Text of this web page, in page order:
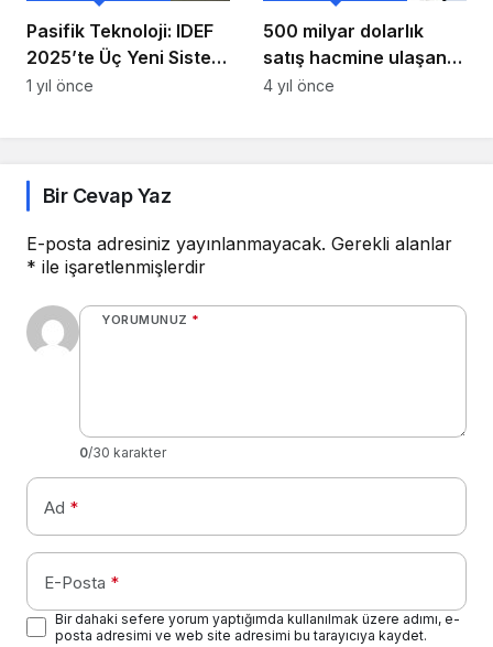
Pasifik Teknoloji: IDEF
2025’te Üç Yeni Sistem
Tanıttı
1 yıl önce
500 milyar dolarlık
satış hacmine ulaşan
Çin modelini Türkiye’ye
4 yıl önce
Bir Cevap Yaz
E-posta adresiniz yayınlanmayacak. Gerekli alanlar
* ile işaretlenmişlerdir
YORUMUNUZ *
0/30 karakter
Ad *
E-Posta *
Bir dahaki sefere yorum yaptığımda kullanılmak üzere adımı, e-
posta adresimi ve web site adresimi bu tarayıcıya kaydet.